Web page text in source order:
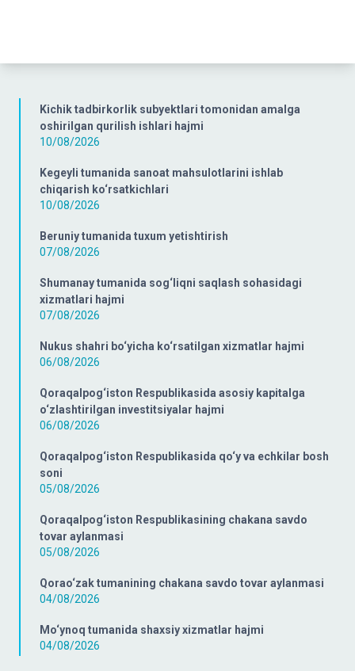
Kichik tadbirkorlik subyektlari tomonidan amalga
oshirilgan qurilish ishlari hajmi
10/08/2026
Kegeyli tumanida sanoat mahsulotlarini ishlab
chiqarish ko‘rsatkichlari
10/08/2026
Beruniy tumanida tuxum yetishtirish
07/08/2026
Shumanay tumanida sog‘liqni saqlash sohasidagi
xizmatlari hajmi
07/08/2026
Nukus shahri bo‘yicha ko‘rsatilgan xizmatlar hajmi
06/08/2026
Qoraqalpog‘iston Respublikasida asosiy kapitalga
o‘zlashtirilgan investitsiyalar hajmi
06/08/2026
Qoraqalpog‘iston Respublikasida qo‘y va echkilar bosh
soni
05/08/2026
Qoraqalpog‘iston Respublikasining chakana savdo
tovar aylanmasi
05/08/2026
Qorao‘zak tumanining chakana savdo tovar aylanmasi
04/08/2026
Mo‘ynoq tumanida shaxsiy xizmatlar hajmi
04/08/2026